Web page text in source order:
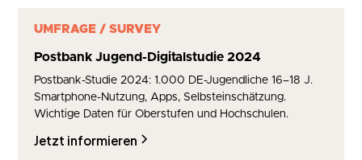
UMFRAGE / SURVEY
Postbank Jugend-Digitalstudie 2024
Postbank-Studie 2024: 1.000 DE-Jugendliche 16–18 J.
Smartphone-Nutzung, Apps, Selbsteinschätzung.
Wichtige Daten für Oberstufen und Hochschulen.
Jetzt informieren